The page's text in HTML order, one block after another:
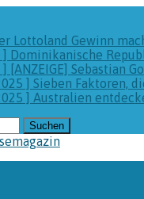
Lottoland Gewinn
Dominikanische
[ANZEIGE] Sebastian
] Sieben Faktoren,
] Australien